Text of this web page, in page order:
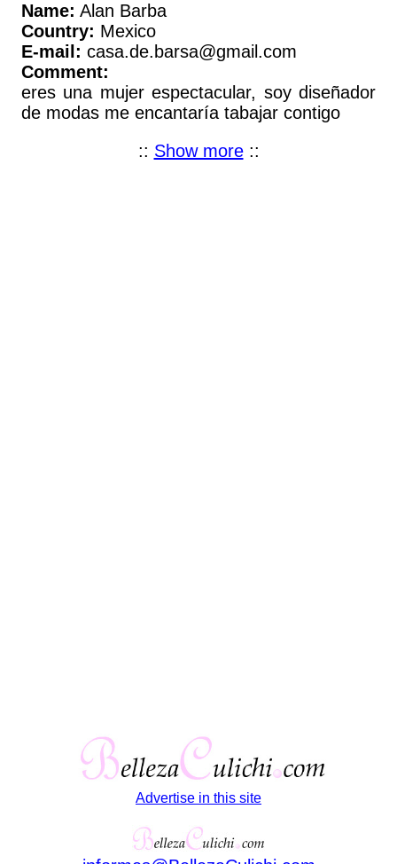
Name: Alan Barba
Country: Mexico
E-mail: casa.de.barsa@gmail.com
Comment:
eres una mujer espectacular, soy diseñador
de modas me encantaría tabajar contigo
:: Show more::
Advertise in this site